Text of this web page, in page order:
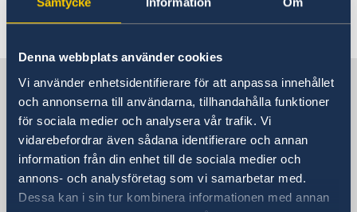
Denna webbplats använder cookies
Vi använder enhetsidentifierare för att anpassa innehållet
och annonserna till användarna, tillhandahålla funktioner
för sociala medier och analysera vår trafik. Vi
vidarebefordrar även sådana identifierare och annan
information från din enhet till de sociala medier och
annons- och analysföretag som vi samarbetar med.
Dessa kan i sin tur kombinera informationen med annan
Última actualización 12 feb 2021, 13.32
Suecia en España
Embajada
Visiting address
Calle Caracas 25